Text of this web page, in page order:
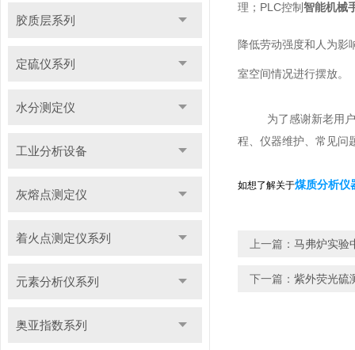
胶质层系列
定硫仪系列
水分测定仪
工业分析设备
灰熔点测定仪
着火点测定仪系列
元素分析仪系列
奥亚指数系列
理； PLC控制 智能机械
降低劳动强度和人为影
室空间情况进行摆放。
为了感谢新老用
程、仪器维护、常见问
如想了解关于煤质分析仪
上一篇： 马弗炉实验
下一篇： 紫外荧光硫